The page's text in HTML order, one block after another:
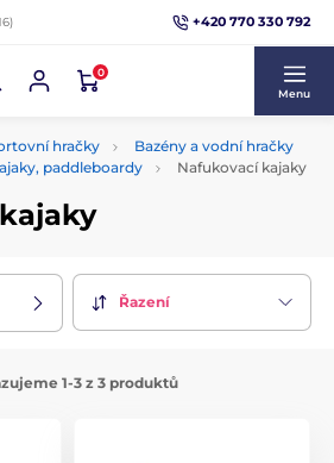
+420 770 330 792
0
Menu
hračky
Bazény a vodní hračky
paddleboardy
Nafukovací kajaky
Řazení
1-3 z 3 produktů